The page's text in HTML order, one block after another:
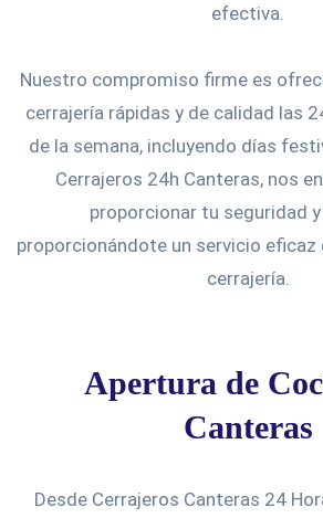
efectiva.
Nuestro compromiso firme es
cerrajería rápidas y de calidad las
de la semana, incluyendo días
Cerrajeros 24h Canteras, nos
proporcionar tu seguridad
proporcionándote un servicio eficaz
cerrajería.
Apertura de
Canteras
Desde Cerrajeros Canteras 24